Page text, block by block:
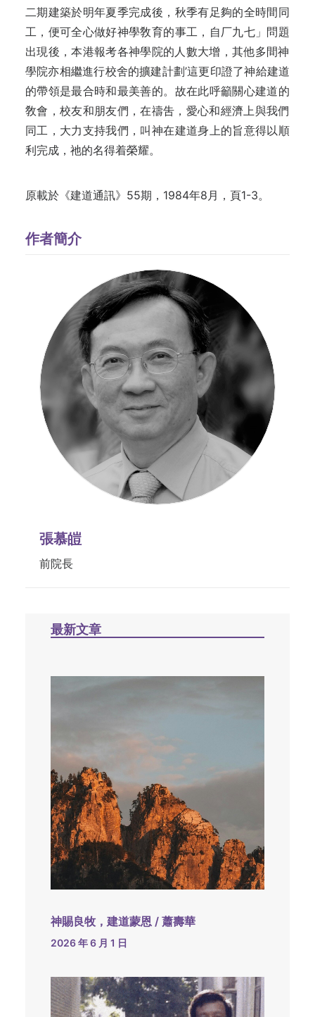
二期建築於明年夏季完成‍後，秋季有足夠的全時間同
工，便可全心‍做好神學敎育的事工，自厂九七」問題
出‍現後，本港報考各神學院的人數大增，其‍他多間神
學院亦相繼進行校舍的擴建計劃‍’這更印證了神給建道
的帶領是最合時和‍最美善的。故在此呼籲關心建道的
敎會，‍校友和朋友們，在禱吿，愛心和經濟上與‍我們
同工，大力支持我們，叫神在建道身‍上的旨意得以順
利完成，祂的名得着榮耀。‍‍
原載於《建道通訊》55期，1984年8月，頁1-3。
作者簡介
張慕皚
前院長
最新文章
神賜良牧，建道蒙恩 / 蕭壽華
2026 年 6 月 1 日